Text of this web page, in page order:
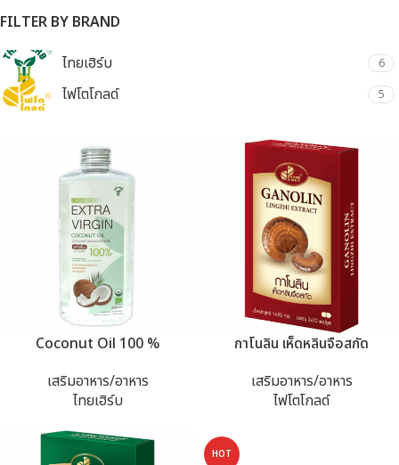
FILTER BY BRAND
ไทยเฮิร์บ
6
ไฟโตโกลด์ 5
Coconut Oil 100 %
เสริมอาหาร/อาหาร
ไทยเฮิร์บ
กาโนลิน เห็ดหลินจือสกัด
เสริมอาหาร/อาหาร
ไฟโตโกลด์
HOT